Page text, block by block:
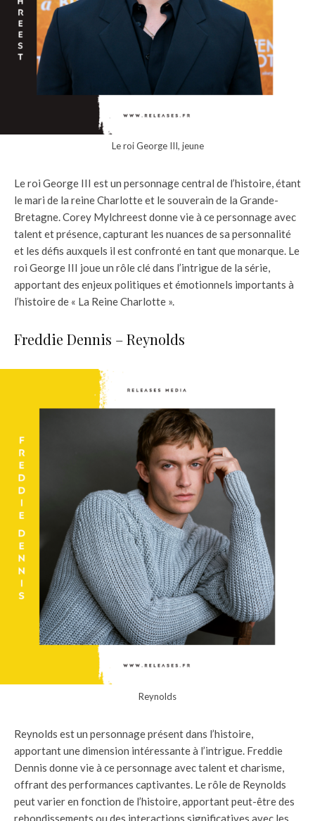
Le roi George III, jeune
Le roi George III est un personnage central de l’histoire, étant
le mari de la reine Charlotte et le souverain de la Grande-
Bretagne. Corey Mylchreest donne vie à ce personnage avec
talent et présence, capturant les nuances de sa personnalité
et les défis auxquels il est confronté en tant que monarque. Le
roi George III joue un rôle clé dans l’intrigue de la série,
apportant des enjeux politiques et émotionnels importants à
l’histoire de « La Reine Charlotte ».
Freddie Dennis – Reynolds
Reynolds
Reynolds est un personnage présent dans l’histoire,
apportant une dimension intéressante à l’intrigue. Freddie
Dennis donne vie à ce personnage avec talent et charisme,
offrant des performances captivantes. Le rôle de Reynolds
peut varier en fonction de l’histoire, apportant peut-être des
rebondissements ou des interactions significatives avec les